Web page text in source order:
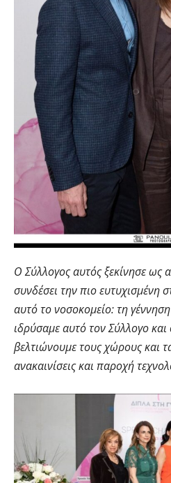
Ο Σύλλογος αυτός ξεκίνησε ως
συνδέσει την πιο ευτυχισμένη
αυτό το νοσοκομείο: τη
ιδρύσαμε αυτό τον Σύλλογο και
βελτιώνουμε τους χώρους και
ανακαινίσεις και παροχή